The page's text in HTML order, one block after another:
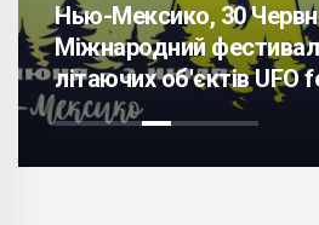
Нью-Мексико, 30
Міжнародний
літаючих об'єктів UFO